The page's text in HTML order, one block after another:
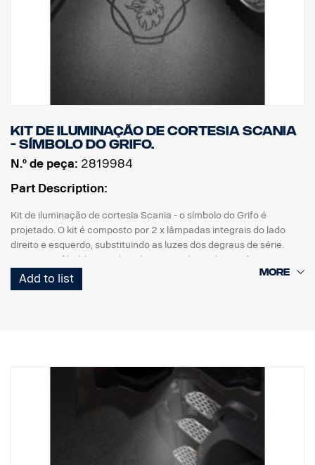
Kit de iluminação de cortesia Scania
- símbolo do Grifo.
N.º de peça: 2819984
Part Description:
Kit de iluminação de cortesia Scania - o símbolo do Grifo é
projetado. O kit é composto por 2 x lâmpadas integrais do lado
direito e esquerdo, substituindo as luzes dos degraus de série.
Montagem fácil, bastando utilizar uma chave de parafusos com
ficha de ligação direta à cablagem original.
Add to list